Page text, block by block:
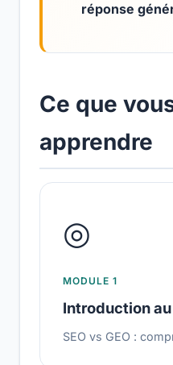
réponse
Ce que
apprendre
◎
MODULE 1
Introduction au
SEO vs GEO :